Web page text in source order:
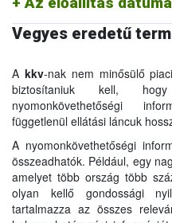
Vegyes eredetű
A kkv-nak nem minősülő
biztosítaniuk kell,
nyomonkövethetőségi
függetlenül ellátási láncuk
A nyomonkövethetőségi
összeadhatók. Például, egy
amelyet több ország több
olyan kellő gondossági
tartalmazza az összes